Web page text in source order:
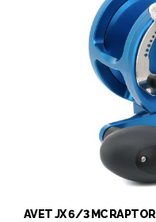
AVET JX 6/3 MC RAPTOR